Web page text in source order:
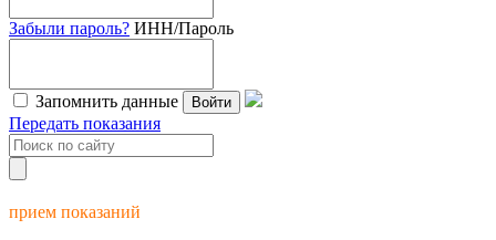
Забыли пароль? ИНН/Пароль
Запомнить данные Войти
Передать показания
прием показаний